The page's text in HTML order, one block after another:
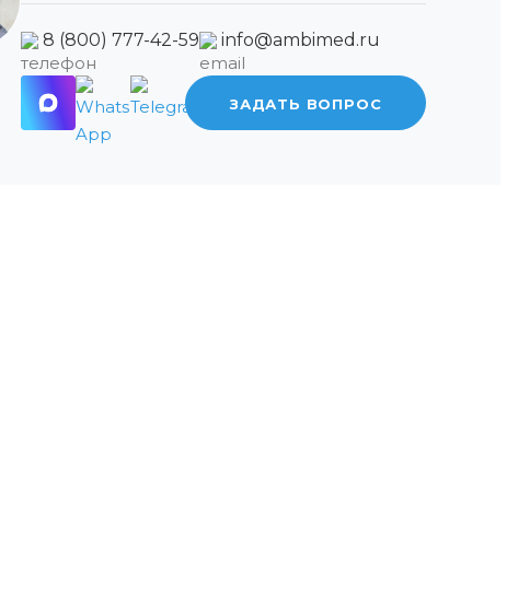
8 (800) 777-42-59 info@ambimed.ru
ЗАДАТЬ ВОПРОС